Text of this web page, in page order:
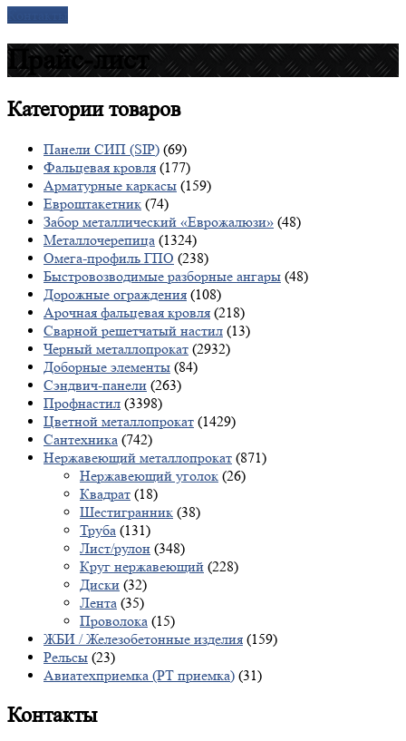
Прайс-лист
Категориитоваров
Панели СИП (SIP) (69)
Фальцевая кровля (177)
Арматурные каркасы (159)
Евроштакетник (74)
Забор металлический «Еврожалюзи» (48)
Металлочерепица (1324)
Омега-профиль ГПО (238)
Быстровозводимые разборные ангары (48)
Дорожные ограждения (108)
Арочная фальцевая кровля (218)
Сварной решетчатый настил (13)
Черный металлопрокат (2932)
Доборные элементы (84)
Сэндвич-панели (263)
Профнастил (3398)
Цветной металлопрокат (1429)
Сантехника (742)
Нержавеющий металлопрокат (871)
Нержавеющий уголок (26)
Квадрат (18)
Шестигранник (38)
Труба (131)
Лист/рулон (348)
Круг нержавеющий (228)
Диски (32)
Лента (35)
Проволока (15)
ЖБИ / Железобетонные изделия (159)
Рельсы (23)
Авиатехприемка (РТ приемка) (31)
Контакты